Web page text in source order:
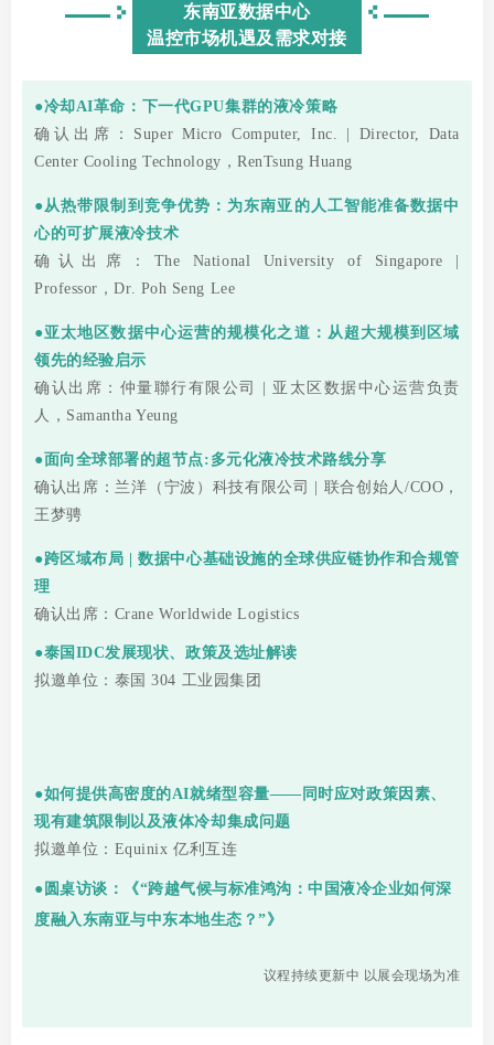
东南亚数据中心
温控市场机遇及需求对接
●冷却AI革命：下一代GPU集群的液冷策略
确认出席：Super Micro Computer, Inc. | Director, Data
Center Cooling Technology，RenTsung Huang
●从热带限制到竞争优势：为东南亚的人工智能准备数据中
心的可扩展液冷技术
确认出席：The National University of Singapore |
Professor，Dr. Poh Seng Lee
●亚太地区数据中心运营的规模化之道：从超大规模到区域
领先的经验启示
确认出席：仲量聯行有限公司 | 亚太区数据中心运营负责
人，Samantha Yeung
●面向全球部署的超节点:多元化液冷技术路线分享
确认出席：兰洋（宁波）科技有限公司 | 联合创始人/COO，
王梦骋
●跨区域布局 | 数据中心基础设施的全球供应链协作和合规管
理
确认出席：Crane Worldwide Logistics
●泰国IDC发展现状、政策及选址解读
拟邀单位：泰国 304 工业园集团
●如何提供高密度的AI就绪型容量——同时应对政策因素、
现有建筑限制以及液体冷却集成问题
拟邀单位：Equinix 亿利互连
●圆桌访谈：《“跨越气候与标准鸿沟：中国液冷企业如何深
度融入东南亚与中东本地生态？”》
议程持续更新中 以展会现场为准